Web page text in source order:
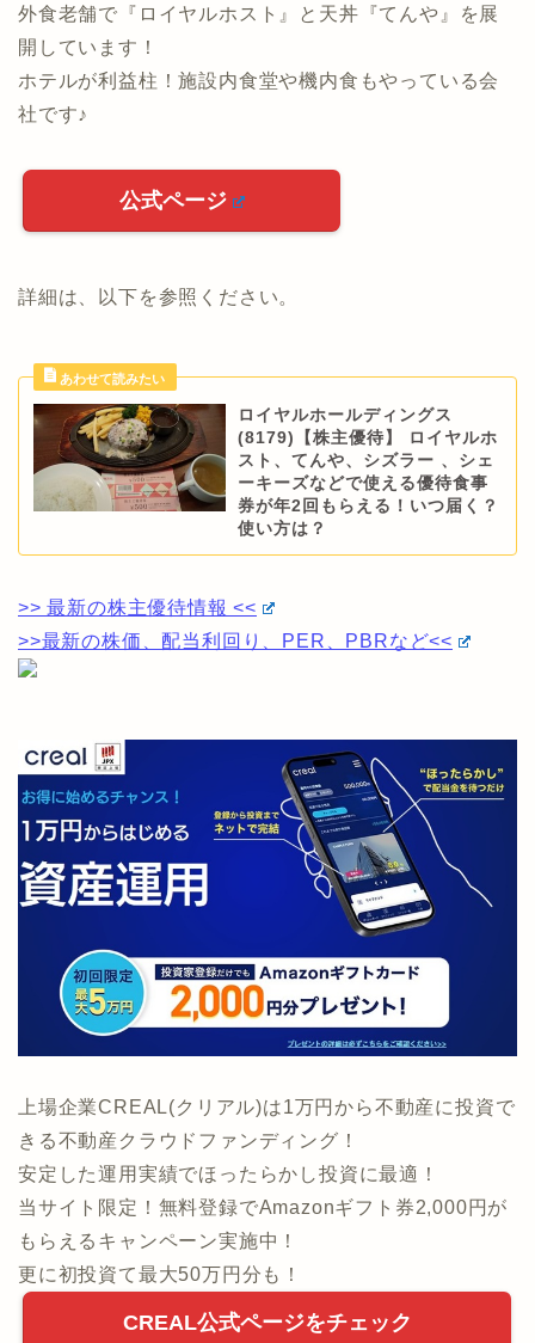
外食老舗で『ロイヤルホスト』と天丼『てんや』を展
開しています！
ホテルが利益柱！施設内食堂や機内食もやっている会
社です♪
公式ページ
詳細は、以下を参照ください。
ロイヤルホールディングス
(8179)【株主優待】 ロイヤルホ
スト、てんや、シズラー 、シェ
ーキーズなどで使える優待食事
券が年2回もらえる！いつ届く？
使い方は？
>> 最新の株主優待情報 <<
>>最新の株価、配当利回り、PER、PBRなど<<
上場企業CREAL(クリアル)は1万円から不動産に投資で
きる不動産クラウドファンディング！
安定した運用実績でほったらかし投資に最適！
当サイト限定！無料登録でAmazonギフト券2,000円が
もらえるキャンペーン実施中！
更に初投資て最大50万円分も！
CREAL公式ページをチェック